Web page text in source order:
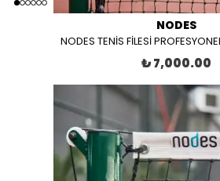
NODES
NODES TENİS FİLESİ
₺ 7,000.00